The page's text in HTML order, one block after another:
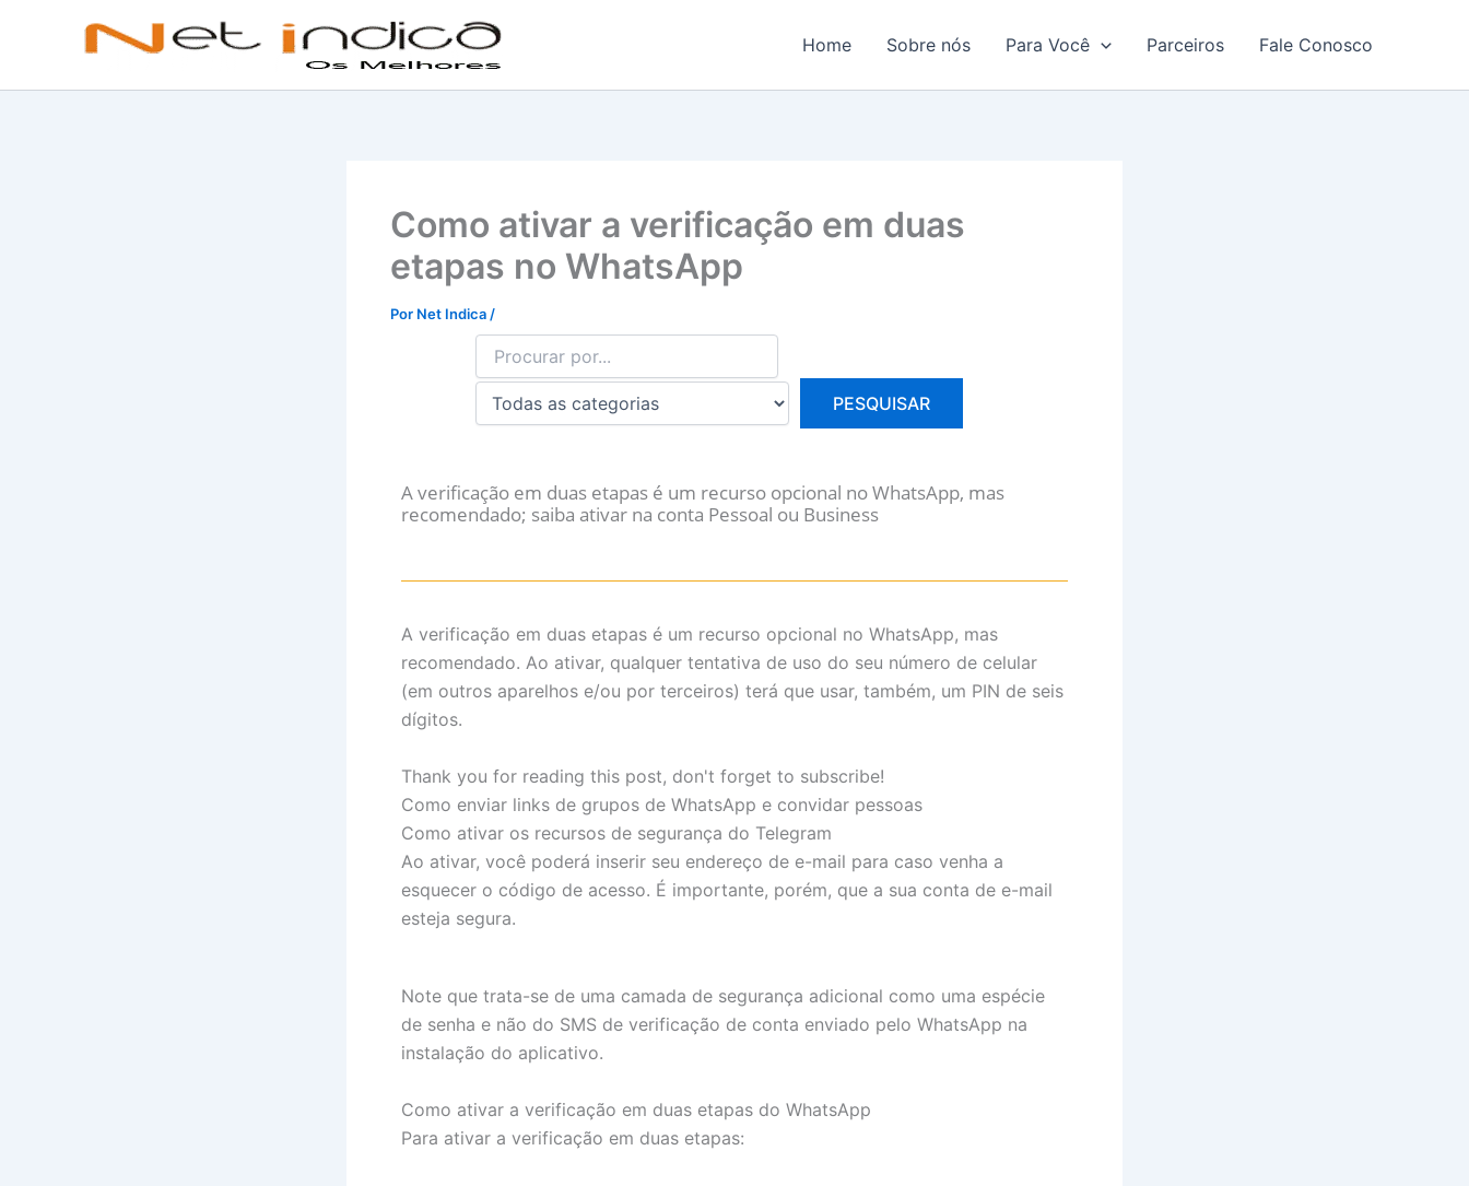
Home Sobre nós Para Você Parceiros Fale Conosco
Como ativar a verificação em duas
etapas no WhatsApp
Por Net Indica /
A verificação em duas etapas é um recurso opcional no WhatsApp, mas
recomendado; saiba ativar na conta Pessoal ou Business
A verificação em duas etapas é um recurso opcional no WhatsApp, mas
recomendado. Ao ativar, qualquer tentativa de uso do seu número de celular
(em outros aparelhos e/ou por terceiros) terá que usar, também, um PIN de seis
dígitos.
Thank you for reading this post, don't forget to subscribe!
Como enviar links de grupos de WhatsApp e convidar pessoas
Como ativar os recursos de segurança do Telegram
Ao ativar, você poderá inserir seu endereço de e-mail para caso venha a
esquecer o código de acesso. É importante, porém, que a sua conta de e-mail
esteja segura.
Note que trata-se de uma camada de segurança adicional como uma espécie
de senha e não do SMS de verificação de conta enviado pelo WhatsApp na
instalação do aplicativo.
Como ativar a verificação em duas etapas do WhatsApp
Para ativar a verificação em duas etapas: